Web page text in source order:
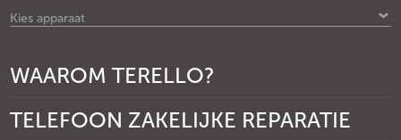
Kies apparaat
WAAROM TERELLO?
TELEFOON ZAKELIJKE REPARATIE